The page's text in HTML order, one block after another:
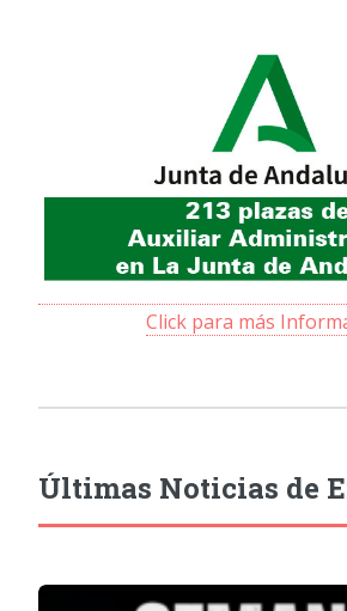
Click para más
Últimas Noticias de